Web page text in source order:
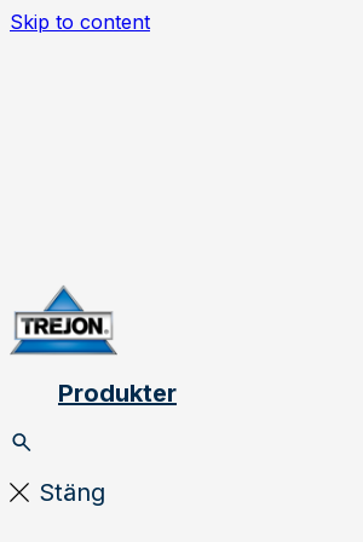
Skip to content
Produkter
Stäng